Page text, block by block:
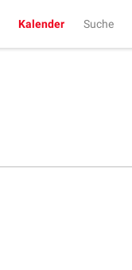
Kalender Suche